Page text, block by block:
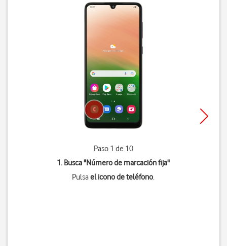
Paso 1 de 10
1. Busca "Número de marcación fija"
Pulsael icono de teléfono.